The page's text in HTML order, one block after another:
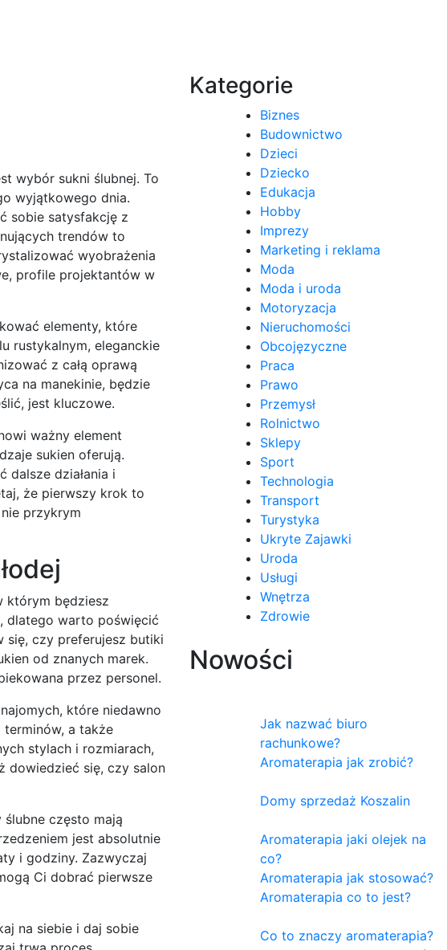
wybór sukni ślubnej. To
wyjątkowego dnia.
sobie satysfakcję z
trendów to
wyobrażenia
profile projektantów w
elementy, które
rustykalnym, eleganckie
z całą oprawą
na manekinie, będzie
jest kluczowe.
ważny element
sukien oferują.
działania i
że pierwszy krok to
przykrym
którym będziesz
dlatego warto poświęcić
się, czy preferujesz butiki
od znanych marek.
przez personel.
które niedawno
terminów, a także
stylach i rozmiarach,
dowiedzieć się, czy salon
często mają
jest absolutnie
i godziny. Zazwyczaj
Ci dobrać pierwsze
na siebie i daj sobie
Kategorie
Biznes
Budownictwo
Dzieci
Dziecko
Edukacja
Hobby
Imprezy
Marketing i reklama
Moda
Moda i uroda
Motoryzacja
Nieruchomości
Obcojęzyczne
Praca
Prawo
Przemysł
Rolnictwo
Sklepy
Sport
Technologia
Transport
Turystyka
Ukryte Zajawki
Uroda
Usługi
Wnętrza
Zdrowie
Nowości
Jak nazwać biuro
rachunkowe?
Aromaterapia jak zrobić?
Domy sprzedaż Koszalin
Aromaterapia jaki olejek na
co?
Aromaterapia jak stosować?
Aromaterapia co to jest?
Co to znaczy aromaterapia?